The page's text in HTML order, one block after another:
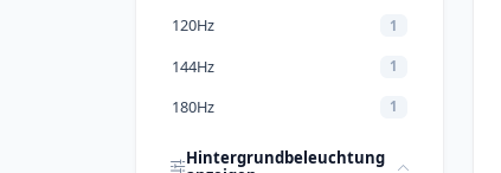
120Hz
1
144Hz 1
180Hz 1
Hintergrundbeleuchtung